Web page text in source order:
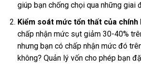
giúp bạn chống chọi qua những giai
Kiểm soát mức tổn thất của chính
chấp nhận mức sụt giảm 30-40%
nhưng bạn có chấp nhận mức đó
không? Quản lý vốn cho phép bạn